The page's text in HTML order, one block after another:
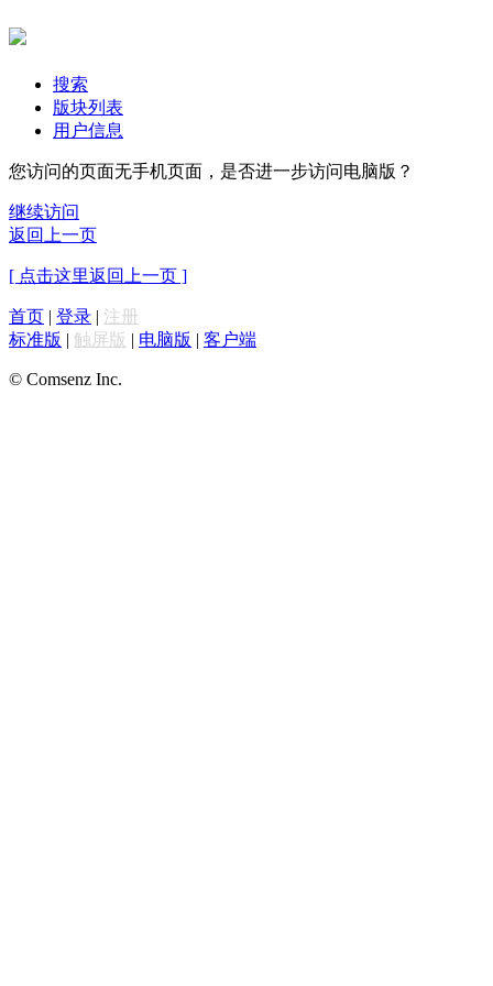
搜索
版块列表
用户信息
您访问的页面无手机页面，是否进一步访问电脑版？
继续访问
返回上一页
[ 点击这里返回上一页 ]
首页 | 登录 | 注册
标准版 | 触屏版 | 电脑版 | 客户端
© Comsenz Inc.